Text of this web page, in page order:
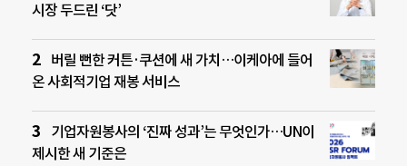
시장 두드린 ‘닷’
버릴 뻔한 커튼·쿠션에 새 가치…이케아에 들어
온 사회적기업 재봉 서비스
기업자원봉사의 ‘진짜 성과’는 무엇인가…UN이
제시한 새 기준은